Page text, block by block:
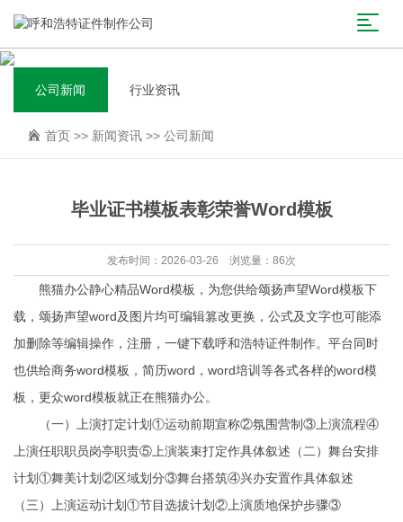
公司新闻 行业资讯
首页 >> 新闻资讯 >> 公司新闻
毕业证书模板表彰荣誉Word模板
发布时间：2026-03-26 浏览量：86次
熊猫办公静心精品Word模板，为您供给颂扬声望Word模板下
载，颂扬声望word及图片均可编辑篡改更换，公式及文字也可能添
加删除等编辑操作，注册，一键下载呼和浩特证件制作。平台同时
也供给商务word模板，简历word，word培训等各式各样的word模
板，更众word模板就正在熊猫办公。
（一）上演打定计划①运动前期宣称②氛围营制③上演流程④
上演任职职员岗亭职责⑤上演装束打定作具体叙述（二）舞台安排
计划①舞美计划②区域划分③舞台搭筑④兴办安置作具体叙述
（三）上演运动计划①节目选拔计划②上演质地保护步骤③